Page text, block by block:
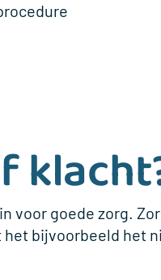
voor goede zorg.
bijvoorbeeld het